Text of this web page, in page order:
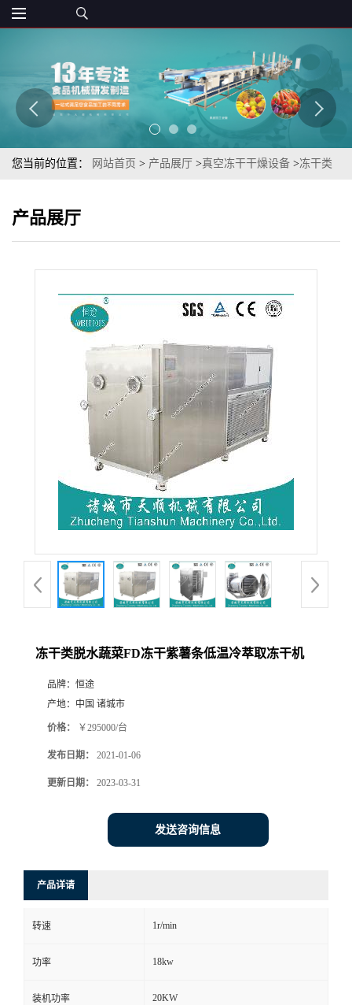
您当前的位置： 网站首页 > 产品展厅 >真空冻干干燥设备 >冻干类
产品展厅
冻干类脱水蔬菜FD冻干紫薯条低温冷萃取冻干机
品牌： 恒途
产地： 中国 诸城市
价格： ￥295000/台
发布日期： 2021-01-06
更新日期： 2023-03-31
发送咨询信息
产品详请
转速 1r/min
功率 18kw
装机功率 20KW